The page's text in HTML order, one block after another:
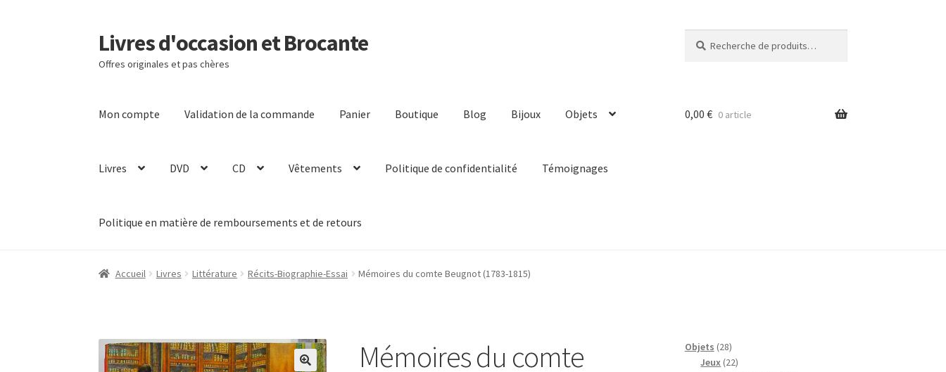
Aller
à
la
Aller
au
contenu
Livres d'occasion et Brocante
Offres originales et pas chères
pour :
Mon compte Validation de la commande Panier Boutique Blog Bijoux Objets
Livres DVD CD Vêtements Politique de confidentialité Témoignages
Politique en matière de remboursements et de retours
0,00 € 0 article
Accueil Livres Littérature Récits-Biographie-Essai Mémoires du comte Beugnot (1783-1815)
Mémoires du comte
Objets 2828
produits
Jeux 2222